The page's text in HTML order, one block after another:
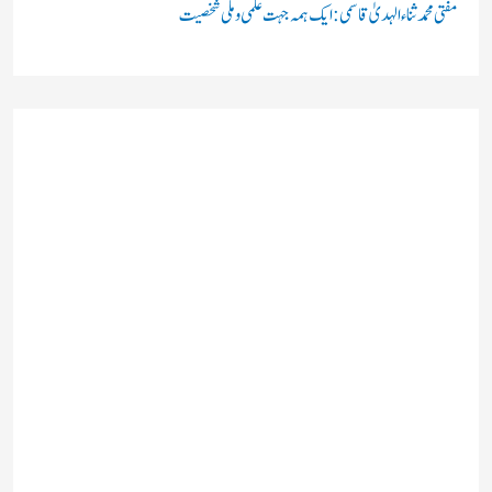
مفتی محمد ثناء الہدیٰ قاسمی: ایک ہمہ جہت علمی و ملی شخصیت